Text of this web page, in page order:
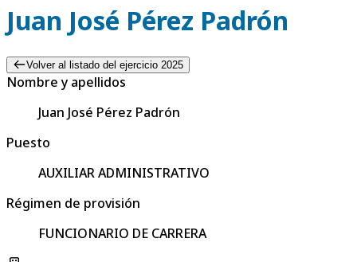
Juan José Pérez Padrón
Volver al listado del ejercicio 2025
Nombre y apellidos
Juan José Pérez Padrón
Puesto
AUXILIAR ADMINISTRATIVO
Régimen de provisión
FUNCIONARIO DE CARRERA